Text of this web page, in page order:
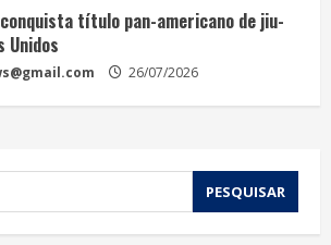
título pan-americano de jiu-
Unidos
26/07/2026